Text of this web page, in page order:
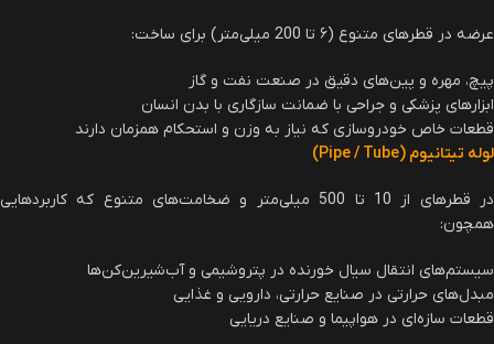
عرضه در قطرهای متنوع (۶ تا 200 میلی‌متر) برای ساخت:
پیچ، مهره و پین‌های دقیق در صنعت نفت و گاز
ابزارهای پزشکی و جراحی با ضمانت سازگاری با بدن انسان
قطعات خاص خودروسازی که نیاز به وزن و استحکام همزمان دارند
لوله تیتانیوم (Pipe / Tube)
در قطرهای از 10 تا 500 میلی‌متر و ضخامت‌های متنوع که کاربردهایی
همچون:
سیستم‌های انتقال سیال خورنده در پتروشیمی و آب‌شیرین‌کن‌ها
مبدل‌های حرارتی در صنایع حرارتی، دارویی و غذایی
قطعات سازه‌ای در هواپیما و صنایع دریایی